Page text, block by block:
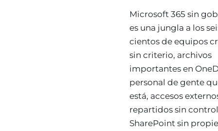
Microsoft 365 sin
es una jungla a los
cientos de equipos
sin criterio, archivos
importantes en
personal de gente
está, accesos
repartidos sin
SharePoint sin